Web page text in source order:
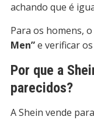
achando que é
Para os homens,
Men”e verificar
Por que a
parecidos?
A Shein vende